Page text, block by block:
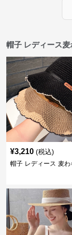
帽子 レディース
¥3,210 (税込)
帽子 レディース 麦